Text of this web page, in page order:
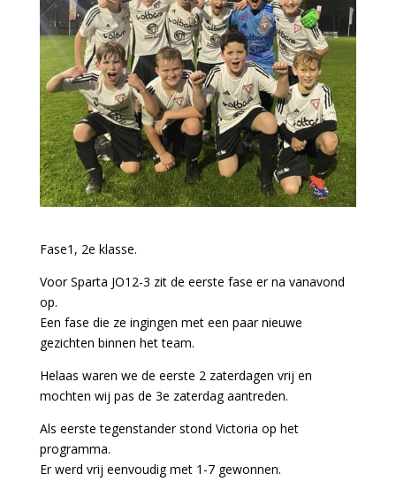
Fase1, 2e klasse.
Voor Sparta JO12-3 zit de eerste fase er na vanavond
op.
Een fase die ze ingingen met een paar nieuwe
gezichten binnen het team.
Helaas waren we de eerste 2 zaterdagen vrij en
mochten wij pas de 3e zaterdag aantreden.
Als eerste tegenstander stond Victoria op het
programma.
Er werd vrij eenvoudig met 1-7 gewonnen.